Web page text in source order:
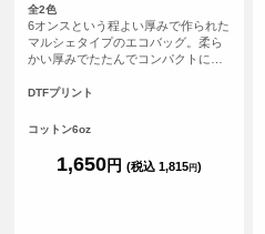
全2色
6オンスという程よい厚みで作られた
マルシェタイプのエコバッグ。柔ら
かい厚みでたたんでコンパクトにし
い物のエコバッグとして◎通常4営業
できるサービスになります！
DTFプリント
コットン6oz
1,650円 (税込 1,815円)